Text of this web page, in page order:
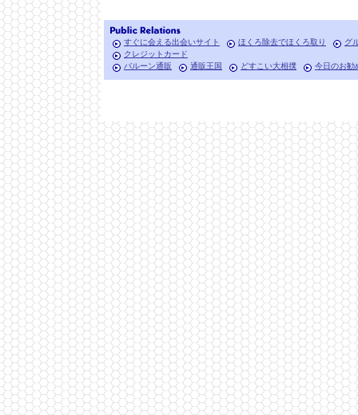
すぐに会える出会いサイト ほくろ除去でほくろ取り
グ
クレジットカード
バルーン通販
通販王国 どすこい大相撲 今日のお勧